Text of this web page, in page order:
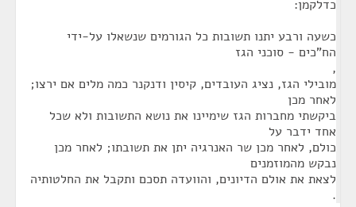
כדלקמן:
כשעה ורבע יתנו תשובות כל הגורמים שנשאלו על-ידי
הח"כים - סוכני הגז
,
מובילי הגז, נציג העובדים, קיסין ודנקנר כמה מלים אם ירצו;
לאחר מכן
ביקשתי מחברות הגז שימיינו את נושא התשובות ולא שכל
אחד ידבר על
כולם, לאחר מכן שר האנרגיה יתן את תשובתו; לאחר מכן
נבקש מהמוזמנים
לצאת את אולם הדיונים, והוועדה תסכם ותקבל את החלטותיה
.